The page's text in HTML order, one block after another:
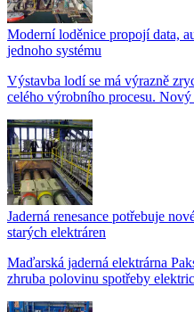
Moderní loděnice propojí data,
jednoho systému
Výstavba lodí se má výrazně
celého výrobního procesu.
Jaderná renesance potřebuje
starých elektráren
Maďarská jaderná elektrárna
zhruba polovinu spotřeby